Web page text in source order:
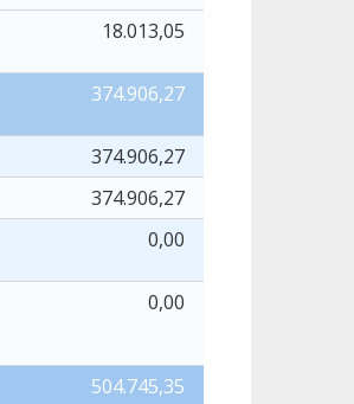
18.013,05
374.906,27
374.906,27
374.906,27
0,00
0,00
504.745,35